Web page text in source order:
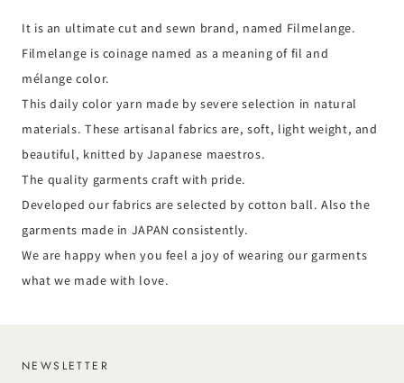
It is an ultimate cut and sewn brand, named Filmelange.
Filmelange is coinage named as a meaning of fil and
mélange color.
This daily color yarn made by severe selection in natural
materials. These artisanal fabrics are, soft, light weight, and
beautiful, knitted by Japanese maestros.
The quality garments craft with pride.
Developed our fabrics are selected by cotton ball. Also the
garments made in JAPAN consistently.
We are happy when you feel a joy of wearing our garments
what we made with love.
NEWSLETTER